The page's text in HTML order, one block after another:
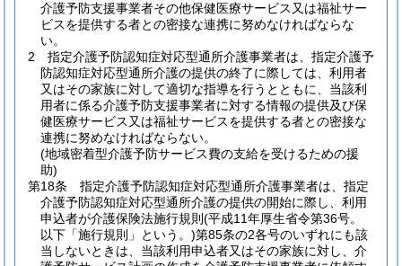
介護予防支援事業者その他保健医療サービス又は福祉サー
ビスを提供する者との密接な連携に努めなければならな
い。
2
指定介護予防認知症対応型通所介護事業者は、指定介護予
防認知症対応型通所介護の提供の終了に際しては、利用者
又はその家族に対して適切な指導を行うとともに、当該利
用者に係る介護予防支援事業者に対する情報の提供及び保
健医療サービス又は福祉サービスを提供する者との密接な
連携に努めなければならない。
(地域密着型介護予防サービス費の支給を受けるための援
助)
第18条
指定介護予防認知症対応型通所介護事業者は、指定
介護予防認知症対応型通所介護の提供の開始に際し、利用
申込者が介護保険法施行規則 (平成11年厚生省令第36号。
以下「施行規則」という。)第85条の2各号のいずれにも該
当しないときは、当該利用申込者又はその家族に対し、介